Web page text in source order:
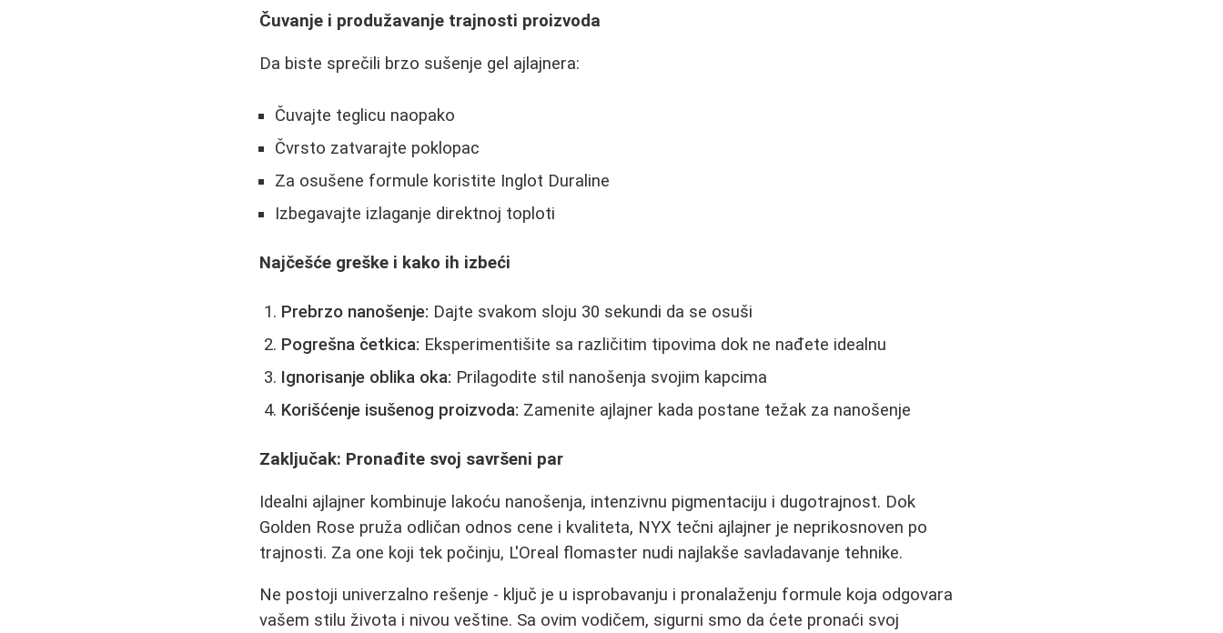
Čuvanje i produžavanje trajnosti proizvoda
Da biste sprečili brzo sušenje gel ajlajnera:
Čuvajte teglicu naopako
Čvrsto zatvarajte poklopac
Za osušene formule koristite Inglot Duraline
Izbegavajte izlaganje direktnoj toploti
Najčešće greške i kako ih izbeći
Prebrzo nanošenje: Dajte svakom sloju 30 sekundi da se osuši
Pogrešna četkica: Eksperimentišite sa različitim tipovima dok ne nađete idealnu
Ignorisanje oblika oka: Prilagodite stil nanošenja svojim kapcima
Korišćenje isušenog proizvoda: Zamenite ajlajner kada postane težak za nanošenje
Zaključak: Pronađite svoj savršeni par
Idealni ajlajner kombinuje lakoću nanošenja, intenzivnu pigmentaciju i dugotrajnost. Dok
Golden Rose pruža odličan odnos cene i kvaliteta, NYX tečni ajlajner je neprikosnoven po
trajnosti. Za one koji tek počinju, L'Oreal flomaster nudi najlakše savladavanje tehnike.
Ne postoji univerzalno rešenje - ključ je u isprobavanju i pronalaženju formule koja odgovara
vašem stilu života i nivou veštine. Sa ovim vodičem, sigurni smo da ćete pronaći svoj